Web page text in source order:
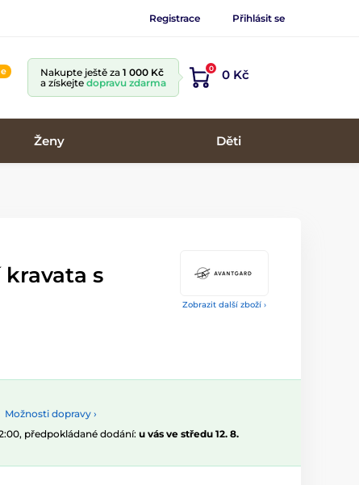
Registrace Přihlásit se
Nakupte ještě za 1 000 Kč
a získejte dopravu zdarma
0 0 Kč
Ženy Děti
Zobrazit další zboží ›
s
Možnosti dopravy ›
předpokládané dodání: u vás ve středu 12. 8.